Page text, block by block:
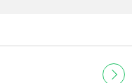
下载